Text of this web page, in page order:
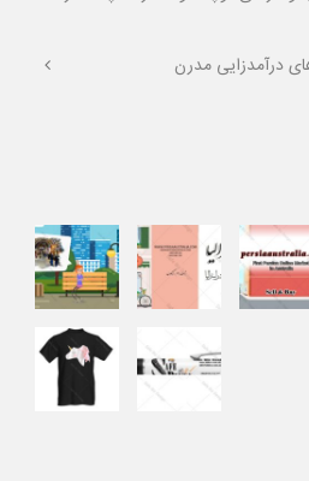
درآمدزایی مدرن